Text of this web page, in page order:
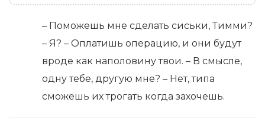
– Поможешь мне сделать сиськи, Тимми?
– Я? – Оплатишь операцию, и они будут
вроде как наполовину твои. – В смысле,
одну тебе, другую мне? – Нет, типа
сможешь их трогать когда захочешь.